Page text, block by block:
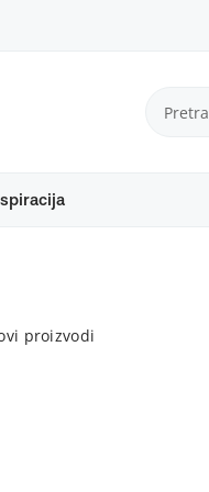
proizvodi